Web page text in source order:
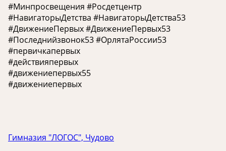
#Минпросвещения #Росдетцентр
#НавигаторыДетства #НавигаторыДетства53
#ДвижениеПервых #ДвижениеПервых53
#Последнийзвонок53 #ОрлятаРоссии53
#первичкапервых
#действияпервых
#движениепервых55
#движениепервых
Гимназия "ЛОГОС", Чудово